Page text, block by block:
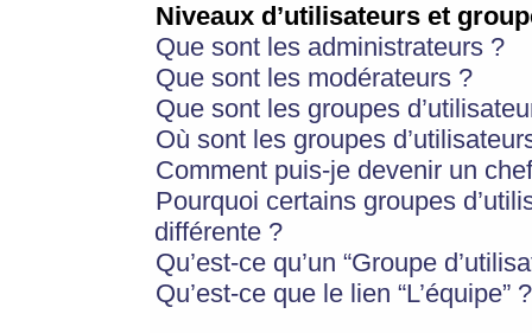
Niveaux d’utilisateurs et
Que sont les administrateurs ?
Que sont les modérateurs ?
Que sont les groupes
Où sont les groupes
Comment puis-je devenir un
Pourquoi certains groupes
différente ?
Qu’est-ce qu’un “Groupe
Qu’est-ce que le lien “L’équipe” ?